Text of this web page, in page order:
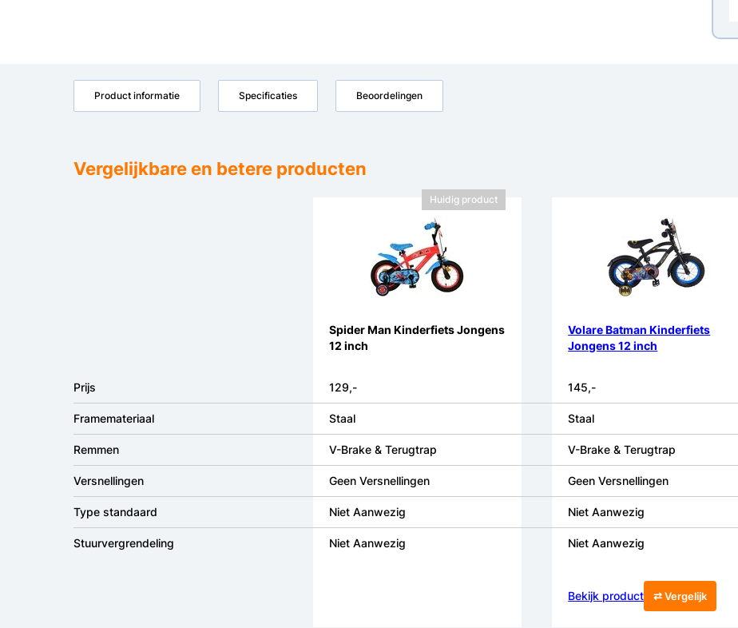
Product informatie Specificaties Beoordelingen
Vergelijkbare en betere producten
Huidig product
Spider Man Kinderfiets Jongens
12 inch
Prijs 129,-
Framemateriaal Staal
Remmen V-Brake & Terugtrap
Versnellingen Geen Versnellingen
Type standaard Niet Aanwezig
Stuurvergrendeling Niet Aanwezig
Volare Batman Kinderfiets
Jongens 12 inch
145,-
Staal
V-Brake & Terugtrap
Geen Versnellingen
Niet Aanwezig
Niet Aanwezig
Bekijk product ⇄ Vergelijk